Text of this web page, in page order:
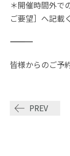
＊開催時間外で
ご要望］へ記載
―――――――――――――――――
皆様からのご予
PREV